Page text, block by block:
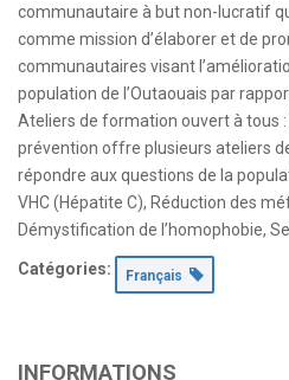
communautaire à but non-lucratif
comme mission d’élaborer et de
communautaires visant
population de l’Outaouais par
Ateliers de formation ouvert à tous :
prévention offre plusieurs ateliers
répondre aux questions de la
VHC (Hépatite C), Réduction des
Démystification de l’homophobie,
Catégories: Français
INFORMATIONS